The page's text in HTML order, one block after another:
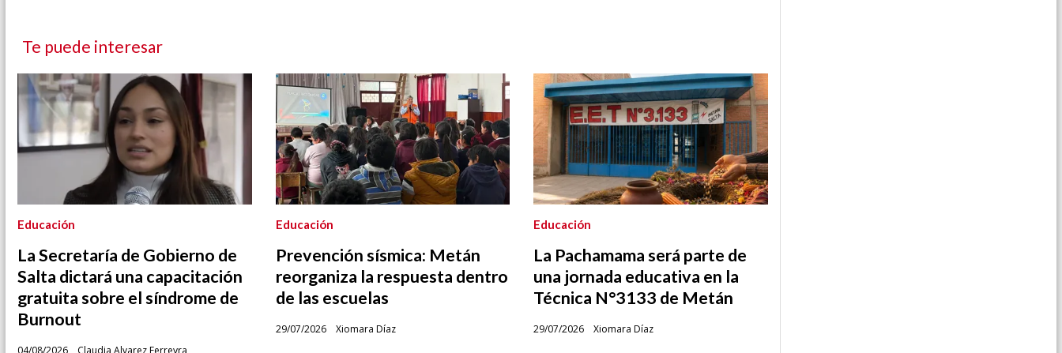
Te puede interesar
La Secretaría de Gobierno de
Salta dictará una capacitación
gratuita sobre el síndrome de
Burnout
Educación
Prevención sísmica: Metán
reorganiza la respuesta dentro
de las escuelas
Xiomara Díaz
Educación
29/07/2026
La Pachamama será parte de
una jornada educativa en la
Técnica N°3133 de Metán
Xiomara Díaz
Educación
29/07/2026